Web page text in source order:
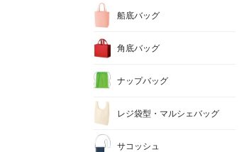
船底バッグ
角底バッグ
ナップバッグ
レジ袋型・マルシェバッグ
サコッシュ